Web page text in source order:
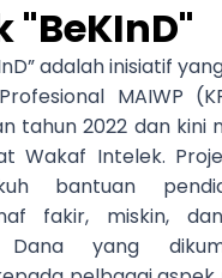
"BeKInD"
adalah inisiatif
MAIWP
tahun 2022 dan kini
Wakaf Intelek.
bantuan
fakir, miskin,
Dana yang